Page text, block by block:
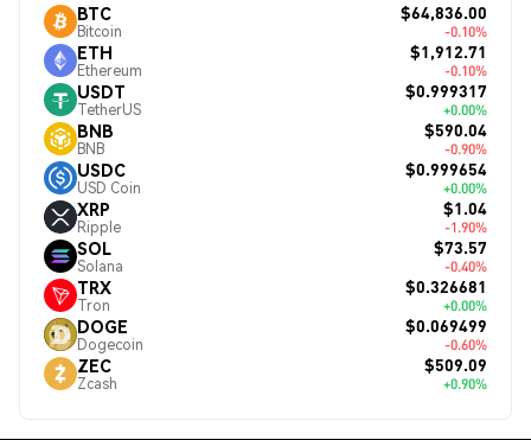
BTC
Bitcoin
$64,836.00
-0.10%
ETH
Ethereum
$1,912.71
-0.10%
USDT
TetherUS
$0.999317
+0.00%
BNB
BNB
$590.04
-0.90%
USDC
USD Coin
$0.999654
+0.00%
XRP
Ripple
$1.04
-1.90%
SOL
Solana
$73.57
-0.40%
TRX
Tron
$0.326681
+0.00%
DOGE
Dogecoin
$0.069499
-0.60%
ZEC
Zcash
$509.09
+0.90%